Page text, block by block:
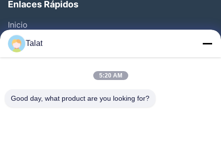
Enlaces Rápidos
Inicio
Productos
Sobre Nosotros
Control De Calidad
Talat
5:20 AM
Good day, what product are you looking for?